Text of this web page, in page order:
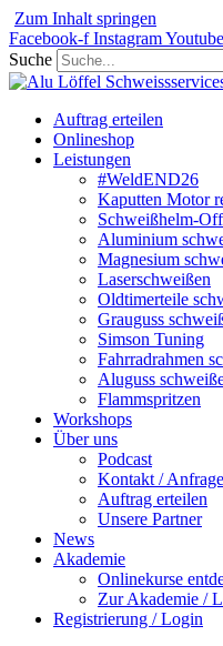
Zum Inhalt springen
Facebook-f InstagramYoutube
Suche
Auftrag erteilen
Onlineshop
Leistungen
#WeldEND26
Kaputten Motor
Schweißhelm-
Aluminium
Magnesium
Laserschweißen
Oldtimerteile
Grauguss
Simson Tuning
Fahrradrahmen
Aluguss
Flammspritzen
Workshops
Über uns
Podcast
Kontakt / Anfrage
Auftrag erteilen
Unsere Partner
News
Akademie
Onlinekurse
Zur Akademie /
Registrierung / Login